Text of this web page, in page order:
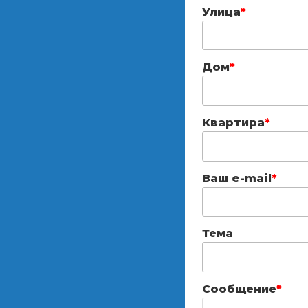
Улица*
Дом*
Квартира*
Ваш e-mail*
Тема
Сообщение*